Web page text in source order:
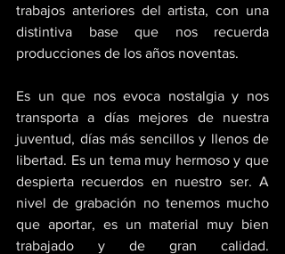
trabajos anteriores del artista, con una
distintiva base que nos recuerda
producciones de los años noventas.
Es un que nos evoca nostalgia y nos
transporta a días mejores de nuestra
juventud, días más sencillos y llenos de
libertad. Es un tema muy hermoso y que
despierta recuerdos en nuestro ser. A
nivel de grabación no tenemos mucho
que aportar, es un material muy bien
trabajado y de gran calidad.